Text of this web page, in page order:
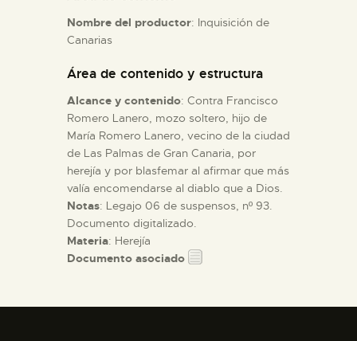
ESPAÑOL
Nombre del productor: Inquisición de
Canarias
Área de contenido y estructura
Alcance y contenido: Contra Francisco
Romero Lanero, mozo soltero, hijo de
María Romero Lanero, vecino de la ciudad
de Las Palmas de Gran Canaria, por
herejía y por blasfemar al afirmar que más
valía encomendarse al diablo que a Dios.
Notas: Legajo 06 de suspensos, nº 93.
Documento digitalizado.
Materia: Herejía
Documento asociado